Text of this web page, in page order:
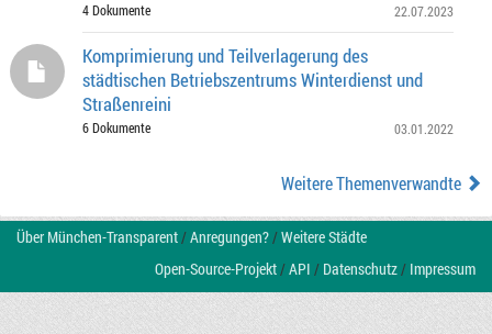
4 Dokumente 22.07.2023
Komprimierung und Teilverlagerung des
städtischen Betriebszentrums Winterdienst und
Straßenreini
6 Dokumente 03.01.2022
Weitere Themenverwandte
Über München-Transparent/Anregungen?/Weitere Städte
Open-Source-Projekt/API / Datenschutz/ Impressum